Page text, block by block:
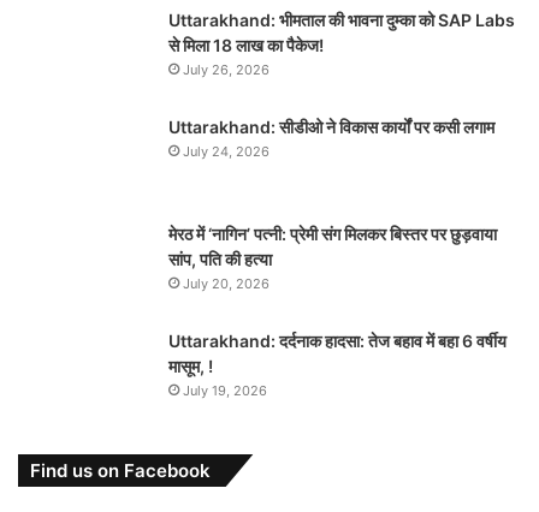
Uttarakhand: भीमताल की भावना दुम्का को SAP Labs
से मिला 18 लाख का पैकेज!
July 26, 2026
Uttarakhand: सीडीओ ने विकास कार्यों पर कसी लगाम
July 24, 2026
मेरठ में ‘नागिन’ पत्नी: प्रेमी संग मिलकर बिस्तर पर छुड़वाया
सांप, पति की हत्या
July 20, 2026
Uttarakhand: दर्दनाक हादसा: तेज बहाव में बहा 6 वर्षीय
मासूम, !
July 19, 2026
Find us on Facebook